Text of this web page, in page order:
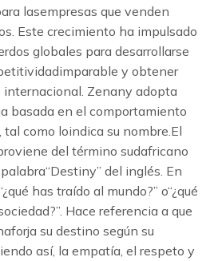
lasempresas que venden
Este crecimiento ha impulsado
globales para desarrollarse
y obtener
Zenany adopta
basada en el comportamiento
como loindica su nombre.El
del término sudafricano
del inglés. En
has traído al mundo?” o“¿qué
Hace referencia a que
su destino según su
así, la empatía, el respeto y